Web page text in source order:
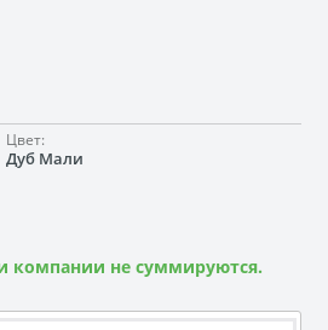
Цвет:
Дуб Мали
компании не суммируются.